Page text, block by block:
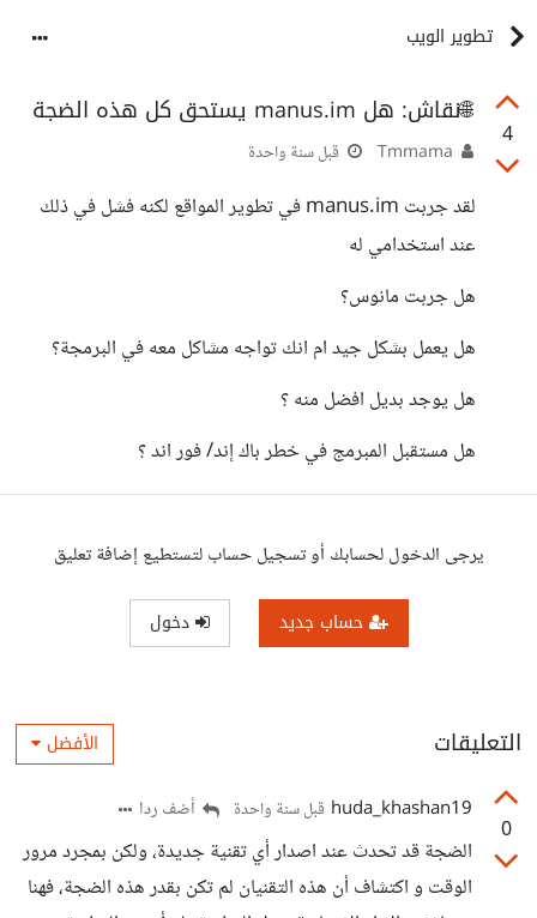
تطوير الويب
4
🌐نقاش: هل manus.im يستحق كل هذه الضجة
قبل سنة واحدة
لقد جربت manus.im في تطوير المواقع لكنه فشل في ذلك
عند استخدامي له
هل جربت مانوس؟
هل يعمل بشكل جيد ام انك تواجه مشاكل معه في البرمجة؟
هل يوجد بديل افضل منه ؟
هل مستقبل المبرمج في خطر باك إند/ فور اند ؟
يرجى الدخول لحسابك أو تسجيل حساب لتستطيع إضافة تعليق
حساب جديد دخول
التعليقات الأفضل
0
huda_khashan19 قبل سنة واحدة أضف ردا
الضجة قد تحدث عند اصدار أي تقنية جديدة، ولكن بمجرد مرور
الوقت و اكتشاف أن هذه التقنيان لم تكن بقدر هذه الضجة، فهنا